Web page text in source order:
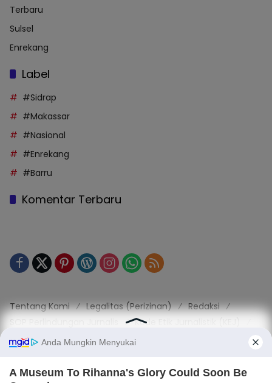
Terbaru
Sulsel
Enrekang
Label
#Sidrap
#Makassar
#Nasional
#Enrekang
#Barru
Komentar Terbaru
Tentang Kami Legalitas (Perizinan)
Redaksi
Kode Etik Jurnalistik (KEJ)
Kode Etik Perilaku Perusahaan (KEPP)
Kode Etik Redaksi / Perusahaan PT TOP MEDIA MANDIRI